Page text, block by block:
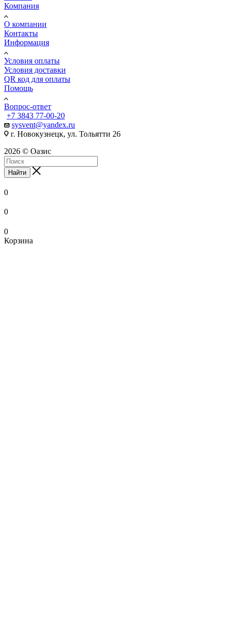
Компания
О компании
Контакты
Информация
Условия оплаты
Условия доставки
QR код для оплаты
Помощь
Вопрос-ответ
+7 3843 77-00-20
sysvent@yandex.ru
г. Новокузнецк, ул. Тольятти 26
2026 © Оазис
Найти
0
0
0
Корзина